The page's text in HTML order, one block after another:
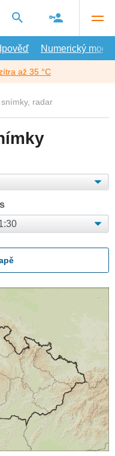
Numerický model
až 35 °C
radar